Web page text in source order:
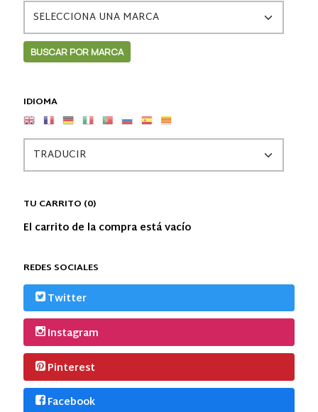
IDIOMA
TU CARRITO (0)
El carrito de la compra está vacío
REDES SOCIALES
Twitter
Instagram
Pinterest
Facebook